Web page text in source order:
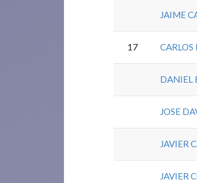
JAIME
17
DANIEL
JOSE
JAVIER
JAVIER